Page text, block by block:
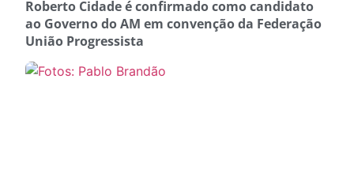
Roberto Cidade é confirmado como candidato
ao Governo do AM em convenção da Federação
União Progressista